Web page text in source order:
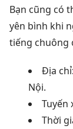
Bạn cũng có
yên bình khi
tiếng chuông
Địa
Nội.
Tuyến
Thời